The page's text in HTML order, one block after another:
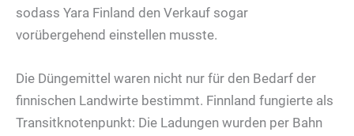
sodass Yara Finland den Verkauf sogar
vorübergehend einstellen musste.
Die Düngemittel waren nicht nur für den Bedarf der
finnischen Landwirte bestimmt. Finnland fungierte als
Transitknotenpunkt: Die Ladungen wurden per Bahn